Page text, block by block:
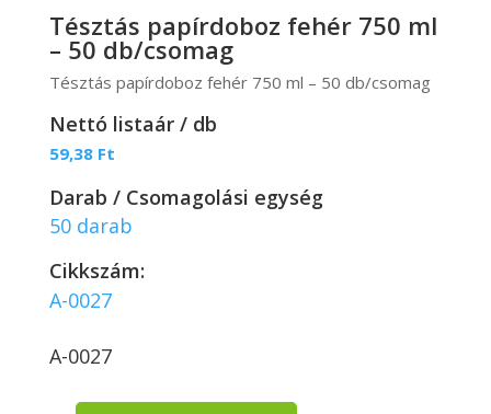
Tésztás papírdoboz fehér 750 ml
– 50 db/csomag
Tésztás papírdoboz fehér 750 ml – 50 db/csomag
Nettó listaár / db
59,38 Ft
Darab / Csomagolási egység
50 darab
Cikkszám:
A-0027
A-0027